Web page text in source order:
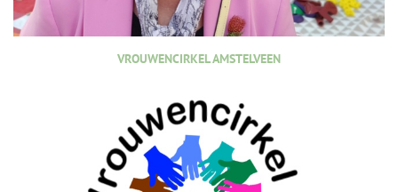
VROUWENCIRKEL AMSTELVEEN